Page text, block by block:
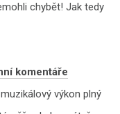
chybět! Jak tedy
komentáře
výkon plný